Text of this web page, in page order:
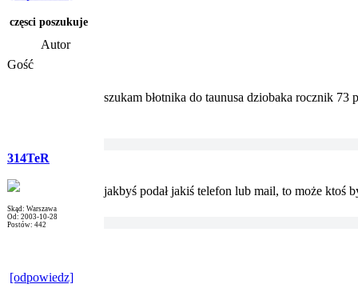
częsci poszukuje
Autor
Gość
szukam błotnika do taunusa dziobaka rocznik 73
314TeR
Skąd: Warszawa
Od: 2003-10-28
Postów: 442
jakbyś podał jakiś telefon lub mail, to może ktoś
[odpowiedz]